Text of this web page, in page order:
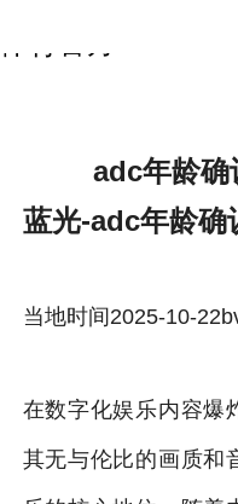
adc年龄确
蓝光-adc年龄确
当地时间2025-10-
在数字化娱乐内容爆
其无与伦比的画质和